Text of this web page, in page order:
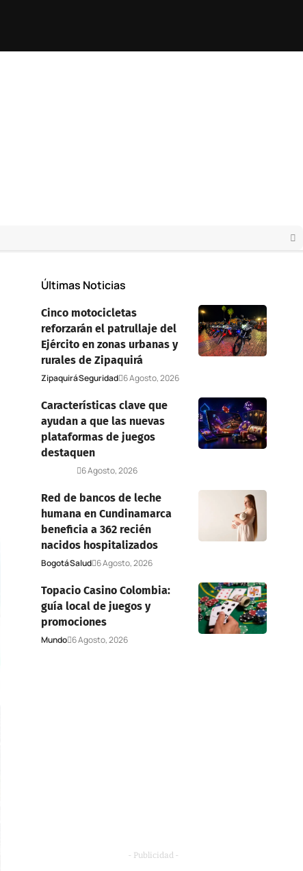
Últimas Noticias
Cinco motocicletas
reforzarán el patrullaje del
Ejército en zonas urbanas y
rurales de Zipaquirá
ZipaquiráSeguridad 6 Agosto, 2026
Características clave que
ayudan a que las nuevas
plataformas de juegos
destaquen
6 Agosto, 2026
Red de bancos de leche
humana en Cundinamarca
beneficia a 362 recién
nacidos hospitalizados
BogotáSalud 6 Agosto, 2026
Topacio Casino Colombia:
guía local de juegos y
promociones
Mundo 6 Agosto, 2026
- Publicidad -